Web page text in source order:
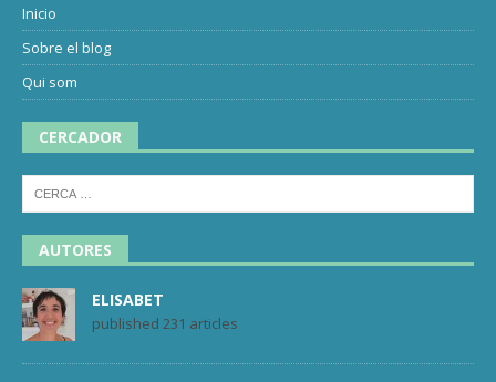
Inicio
Sobre el blog
Qui som
CERCADOR
AUTORES
ELISABET
published 231 articles